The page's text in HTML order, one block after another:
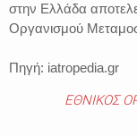
στην Ελλάδα
Οργανισμού
Πηγή: iatropedia.gr
ΕΘΝΙΚΟΣ